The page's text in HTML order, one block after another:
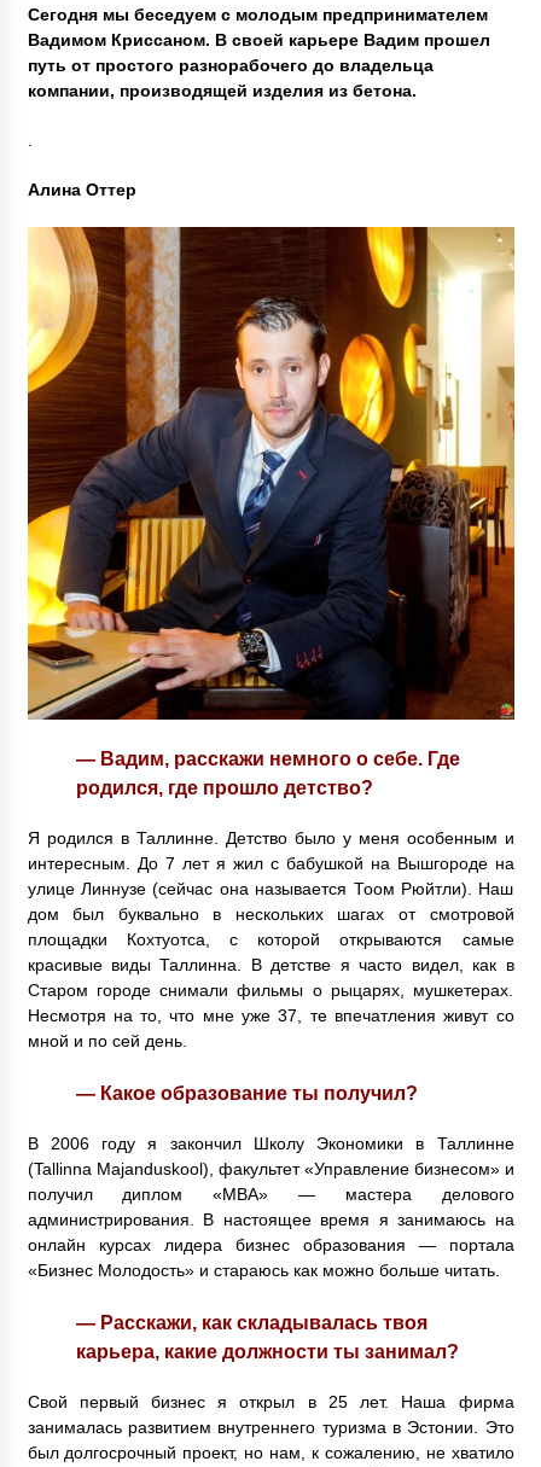
Сегодня мы беседуем с молодым предпринимателем
Вадимом Криссаном. В своей карьере Вадим прошел
путь от простого разнорабочего до владельца
компании, производящей изделия из бетона.
.
Алина Оттер
— Вадим, расскажи немного о себе. Где
родился, где прошло детство?
Я родился в Таллинне. Детство было у меня особенным и
интересным. До 7 лет я жил с бабушкой на Вышгороде на
улице Линнузе (сейчас она называется Тоом Рюйтли). Наш
дом был буквально в нескольких шагах от смотровой
площадки Кохтуотса, с которой открываются самые
красивые виды Таллинна. В детстве я часто видел, как в
Старом городе снимали фильмы о рыцарях, мушкетерах.
Несмотря на то, что мне уже 37, те впечатления живут со
мной и по сей день.
— Какое образование ты получил?
В 2006 году я закончил Школу Экономики в Таллинне
(Tallinna Majanduskool), факультет «Управление бизнесом» и
получил диплом «MBA» — мастера делового
администрирования. В настоящее время я занимаюсь на
онлайн курсах лидера бизнес образования — портала
«Бизнес Молодость» и стараюсь как можно больше читать.
— Расскажи, как складывалась твоя
карьера, какие должности ты занимал?
Свой первый бизнес я открыл в 25 лет. Наша фирма
занималась развитием внутреннего туризма в Эстонии. Это
был долгосрочный проект, но нам, к сожалению, не хватило